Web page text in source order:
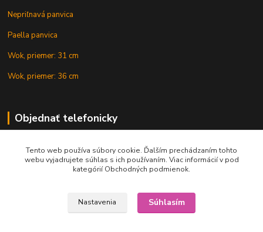
Nepriľnavá panvica
Paella panvica
Wok, priemer: 31 cm
Wok, priemer: 36 cm
Objednať telefonicky
+421 902 212 007
Tento web používa súbory cookie. Ďalším prechádzaním tohto
webu vyjadrujete súhlas s ich používaním. Viac informácií v pod
kategórií Obchodných podmienok.
Nastavenia Súhlasím